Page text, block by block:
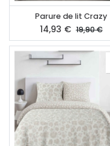
Parure de lit Crazy
14,93 € 19,90€